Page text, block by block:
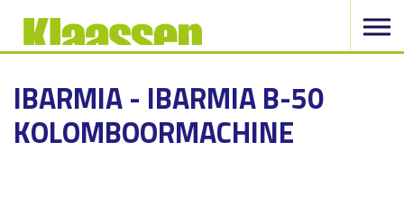
IBARMIA - IBARMIA B-50
KOLOMBOORMACHINE